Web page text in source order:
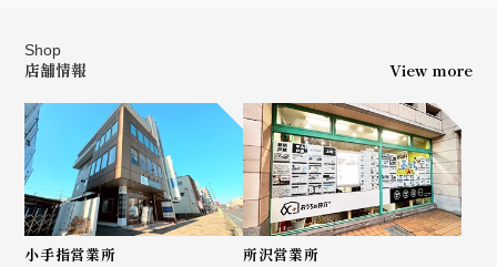
Shop
店舗情報 View more
小手指営業所 所沢営業所